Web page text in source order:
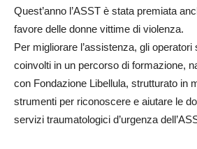
Quest’anno l’ASST è stata premiata
favore delle donne vittime di violenza.
Per migliorare l’assistenza, gli
coinvolti in un percorso di formazione,
con Fondazione Libellula, strutturato in
strumenti per riconoscere e aiutare le
servizi traumatologici d’urgenza